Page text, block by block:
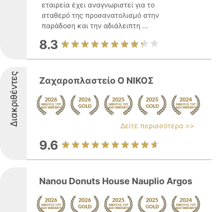
εταιρεία έχει αναγνωριστεί για το
σταθερό της προσανατολισμό στην
παράδοση και την αδιάλειπτη ...
8.3
Διακριθέντες Ζαχαροπλαστείο Ο ΝΙΚΟΣ
Δείτε περισσότερα >>
9.6
Nanou Donuts House Nauplio Argos